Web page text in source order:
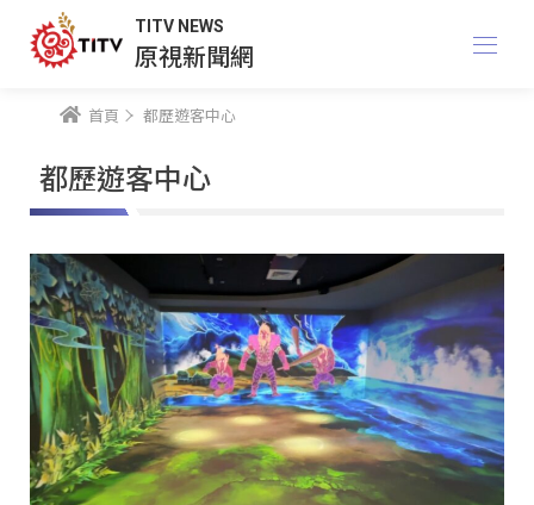
TITV NEWS
原視新聞網
首頁 都歷遊客中心
都歷遊客中心